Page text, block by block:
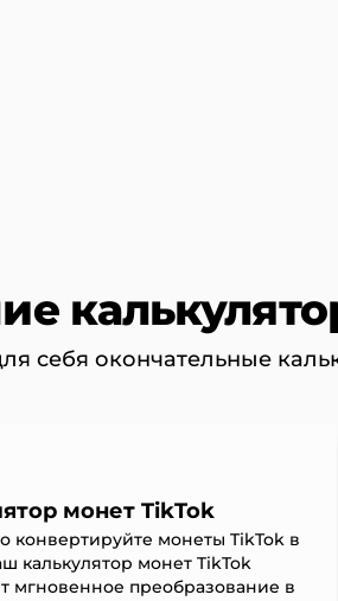
себя окончательные
монет TikTok
конвертируйте монеты TikTok в
калькулятор монет TikTok
мгновенное преобразование в